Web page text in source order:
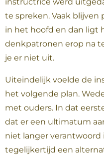
te spreken. Vaak
in het hoofd en dan ligt
denkpatronen erop na
je er niet uit.
Uiteindelijk voelde de
het volgende plan.
met ouders. In dat
dat er een ultimatum
niet langer verantwoord
tegelijkertijd een